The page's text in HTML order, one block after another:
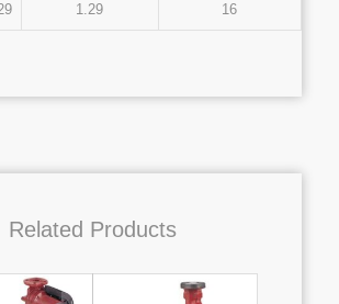
1.29 16
Related Products